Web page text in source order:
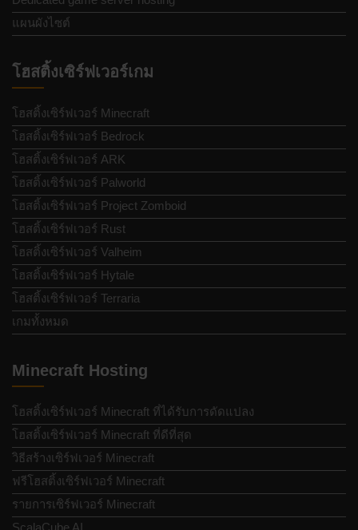
แผนผังไซต์
โฮสติ้งเซิร์ฟเวอร์เกม
โฮสติ้งเซิร์ฟเวอร์ Minecraft
โฮสติ้งเซิร์ฟเวอร์ Bedrock
โฮสติ้งเซิร์ฟเวอร์ ARK
โฮสติ้งเซิร์ฟเวอร์ Palworld
โฮสติ้งเซิร์ฟเวอร์ Project Zomboid
โฮสติ้งเซิร์ฟเวอร์ Rust
โฮสติ้งเซิร์ฟเวอร์ Valheim
โฮสติ้งเซิร์ฟเวอร์ Hytale
โฮสติ้งเซิร์ฟเวอร์ Terraria
เกมทั้งหมด
Minecraft Hosting
โฮสติ้งเซิร์ฟเวอร์ Minecraft ที่ได้รับการดัดแปลง
โฮสติ้งเซิร์ฟเวอร์ Minecraft ที่ดีที่สุด
วิธีสร้างเซิร์ฟเวอร์ Minecraft
ฟรีโฮสติ้งเซิร์ฟเวอร์ Minecraft
รายการเซิร์ฟเวอร์ Minecraft
ScalaCube AI